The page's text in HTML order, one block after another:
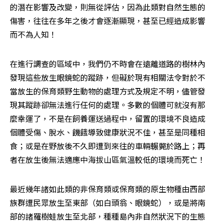
的潛在影響及改變，則無從評估，因為此類對自然生態的
傷害，往往在多年之後才會逐漸顯現，甚至已經造成影響
而不為人知！
在進行調查的區域中，我們仍不時會在遠離道路的樹林內
發現這些放生眼鏡蛇的蹤跡，但礙於現有相關法令對於不
當放生的保育類野生動物的處理方式及規定不明，儘管發
現其蹤跡卻無法進行任何的處理。多數的個體可就沒有那
麼幸運了，不是在飼養運送過程中，留置的環境不良造成
個體受傷、脫水、饑餓導致健康狀況不佳，甚至是同種相
食；或是在野放後不久即遭到來往的車輛輾斃於路上；再
者在放生後無法適應中海拔山區氣溫較低的環境而死亡！
最近幾年諸如此類的非保育類或保育類的原生物種由西部
族群遭民眾放生至東部（如白頭翁、眼鏡蛇），或是將南
部的諸羅樹蛙放生至北部，種種島內非自然狀況下的生態